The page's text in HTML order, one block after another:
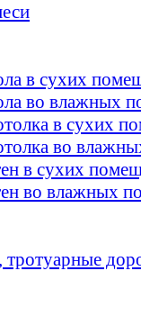
в сухих
во влажных
в сухих
во
в сухих
во влажных
тротуарные